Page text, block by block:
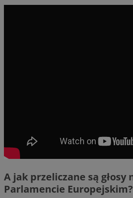
A jak przeliczane są
Parlamencie Europejskim?